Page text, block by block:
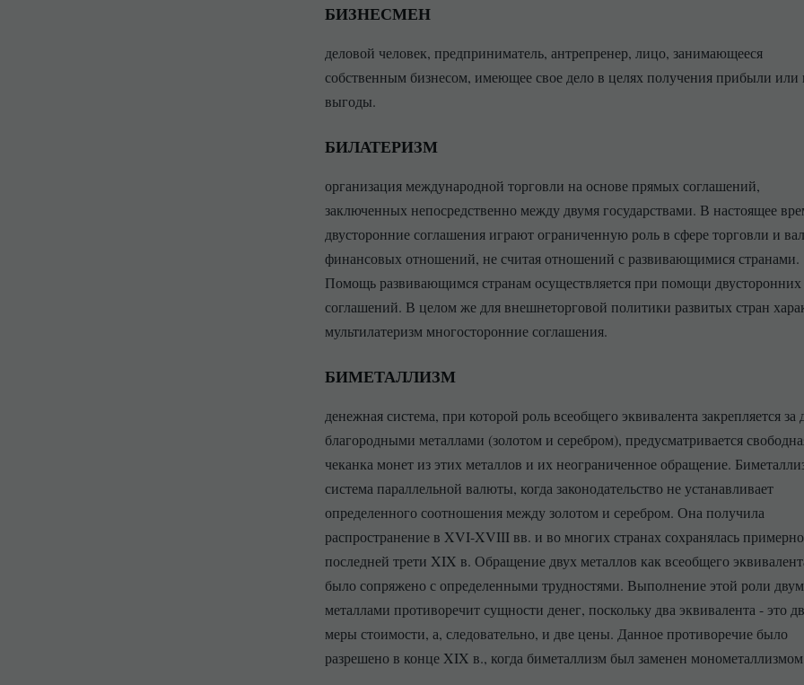
БИЗНЕСМЕН
деловой человек, предприниматель, антрепренер, лицо, занимающееся
собственным бизнесом, имеющее свое дело в целях получения прибыли или
выгоды.
БИЛАТЕРИЗМ
организация международной торговли на основе прямых соглашений,
заключенных непосредственно между двумя государствами. В настоящее
двусторонние соглашения играют ограниченную роль в сфере торговли и
финансовых отношений, не считая отношений с развивающимися странами.
Помощь развивающимся странам осуществляется при помощи двусторонних
соглашений. В целом же для внешнеторговой политики развитых стран
мультилатеризм многосторонние соглашения.
БИМЕТАЛЛИЗМ
денежная система, при которой роль всеобщего эквивалента закрепляется за
благородными металлами (золотом и серебром), предусматривается
чеканка монет из этих металлов и их неограниченное обращение.
система параллельной валюты, когда законодательство не устанавливает
определенного соотношения между золотом и серебром. Она получила
распространение в XVI-XVIII вв. и во многих странах сохранялась
последней трети XIX в. Обращение двух металлов как всеобщего
было сопряжено с определенными трудностями. Выполнение этой роли
металлами противоречит сущности денег, поскольку два эквивалента - это
меры стоимости, а, следовательно, и две цены. Данное противоречие было
разрешено в конце XIX в., когда биметаллизм был заменен